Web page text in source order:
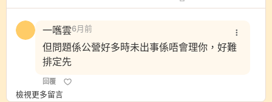
一嚿雲6月前
但問題係公營好多時未出事係唔會理你，好難
排定先
回覆
檢視更多留言